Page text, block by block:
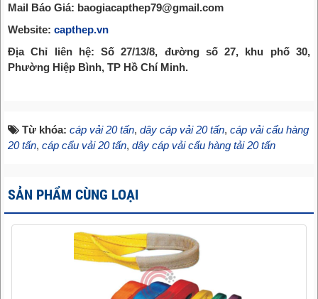
Mail Báo Giá: baogiacapthep79@gmail.com
Website: capthep.vn
Địa Chỉ liên hệ: Số 27/13/8, đường số 27, khu phố 30,
Phường Hiệp Bình, TP Hồ Chí Minh.
Từ khóa: cáp vải 20 tấn, dây cáp vải 20 tấn, cáp vải cẩu hàng
20 tấn, cáp cẩu vải 20 tấn, dây cáp vải cẩu hàng tải 20 tấn
SẢN PHẨM CÙNG LOẠI